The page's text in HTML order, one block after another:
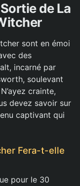
de La
sont en émoi
des
incarné par
soulevant
crainte,
devez savoir sur
captivant qui
Fera-t-elle
pour le 30